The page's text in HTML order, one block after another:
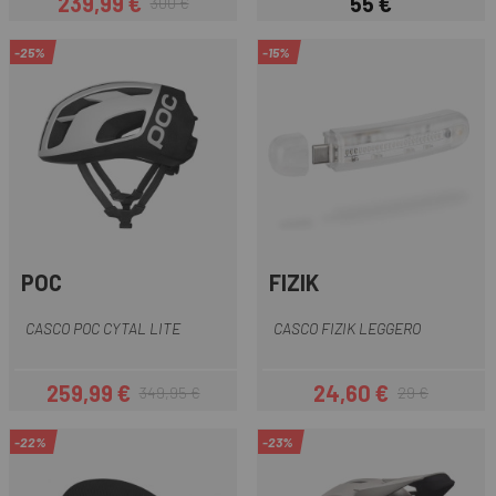
Prezzo
Prezzo base Prezzo
-25%
POC
CASCO POC CYTAL LITE
Prezzo
259,99 €Prezzo base
349,95 €
-15%
FIZIK
CASCO FIZIK LEGGERO
Prezzo
24,60 €Prezzo base
29 €
-22% -23%